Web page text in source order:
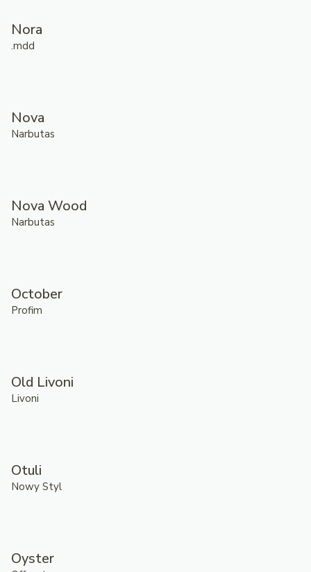
Nora
.mdd
Nova
Narbutas
Nova Wood
Narbutas
October
Profim
Old Livoni
Livoni
Otuli
Nowy Styl
Oyster